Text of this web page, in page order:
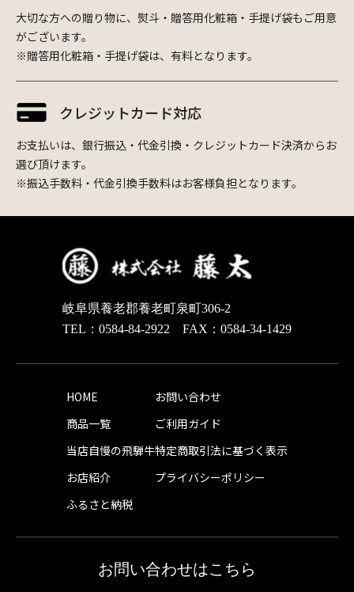
大切な方への贈り物に、熨斗・贈答用化粧箱・手提げ袋もご用意
がございます。
※贈答用化粧箱・手提げ袋は、有料となります。
クレジットカード対応
お支払いは、銀行振込・代金引換・クレジットカード決済からお
選び頂けます。
※振込手数料・代金引換手数料はお客様負担となります。
岐阜県養老郡養老町泉町306-2
TEL：0584-84-2922 FAX：0584-34-1429
HOME
商品一覧
当店自慢の飛騨牛
お店紹介
ふるさと納税
お問い合わせ
ご利用ガイド
特定商取引法に基づく表示
プライバシーポリシー
お問い合わせはこちら